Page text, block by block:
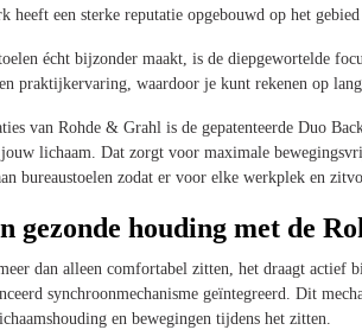
heeft een sterke reputatie opgebouwd op het
écht bijzonder maakt, is de diepgewortelde
praktijkervaring, waardoor je kunt rekenen op
van Rohde & Grahl is de gepatenteerde Duo
jouw lichaam. Dat zorgt voor maximale
bureaustoelen zodat er voor elke werkplek en
gezonde houding met de
dan alleen comfortabel zitten, het draagt
synchroonmechanisme geïntegreerd. Dit
en bewegingen tijdens het zitten.